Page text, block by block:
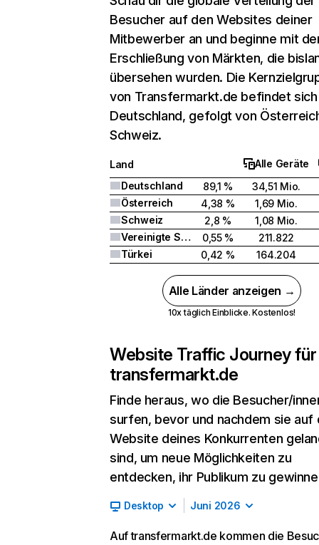
Besucher auf den Websites deiner
Mitbewerber an und beginne mit
Erschließung von Märkten, die
übersehen wurden. Die
von Transfermarkt.de befindet sich
Deutschland, gefolgt von
Schweiz.
Land
Alle Geräte
Deutschland
89,1 %
34,51 Mio.
Österreich
4,38 %
1,69 Mio.
Schweiz
2,8 %
1,08 Mio.
Vereinigte Staaten
0,55 %
211.822
Türkei
0,42 % 164.204
Alle Länder anzeigen →
10x täglich Einblicke. Kostenlos!
Website Traffic Journey für
transfermarkt.de
Finde heraus, wo die Besucher/
surfen, bevor und nachdem sie auf
Website deines Konkurrenten
sind, um neue Möglichkeiten zu
entdecken, ihr Publikum zu
Desktop Juni 2026
Auf transfermarkt.de kommen die